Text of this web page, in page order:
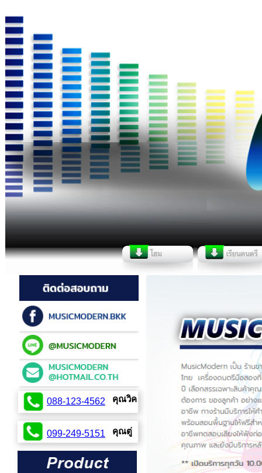
099-254-2424
088-123-4562 คุณวิค
099-249-5151 คุณตู่